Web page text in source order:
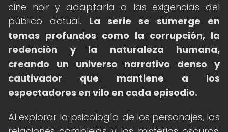
cine noir y adaptarla a las exigencias del
público actual. La serie se sumerge en
temas profundos como la corrupción, la
redención y la naturaleza humana,
creando un universo narrativo denso y
cautivador que mantiene a los
espectadores en vilo en cada episodio.
Al explorar la psicología de los personajes, las